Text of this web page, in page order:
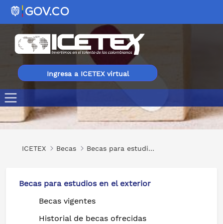
Ingresa a ICETEX virtual
Promoting Healthy Communities through Community
ICETEX Becas Becas para estudios en el exterior
Becas para estudios en el exterior
Becas vigentes
Historial de becas ofrecidas